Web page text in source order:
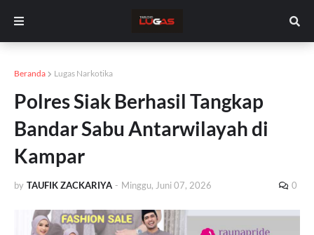
Beranda Lugas Narkotika
Polres Siak Berhasil Tangkap
Bandar Sabu Antarwilayah di
Kampar
by TAUFIK ZACKARIYA - Minggu, Juni 07, 2026 0